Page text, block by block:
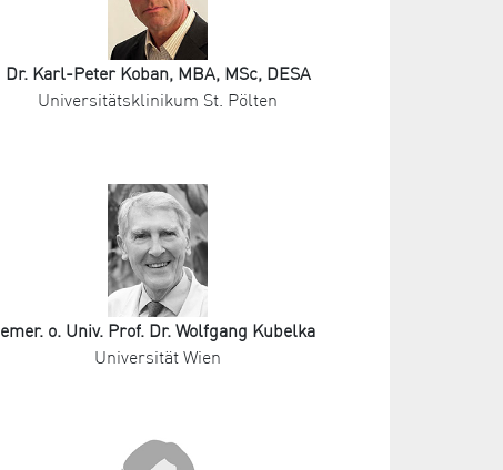
Dr. Karl-Peter Koban, MBA, MSc, DESA
Universitätsklinikum St. Pölten
emer. o. Univ. Prof. Dr. Wolfgang Kubelka
Universität Wien